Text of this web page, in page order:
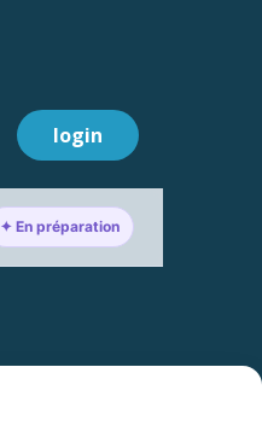
login
✦ En préparation